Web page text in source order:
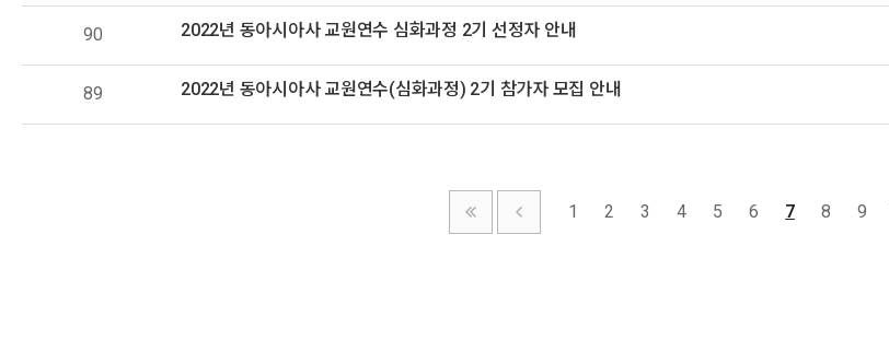
90 2022년 동아시아사 교원연수 심화과정 2기 선정자 안내
89 2022년 동아시아사 교원연수(심화과정) 2기 참가자 모집 안내
1 2 3 4 5 6 7 8 9